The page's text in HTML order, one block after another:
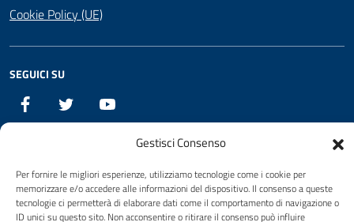
Gestisci Consenso
Per fornire le migliori esperienze, utilizziamo tecnologie come i cookie per
memorizzare e/o accedere alle informazioni del dispositivo. Il consenso a queste
tecnologie ci permetterà di elaborare dati come il comportamento di navigazione o
ID unici su questo sito. Non acconsentire o ritirare il consenso può influire
Cookie Policy (UE)
SEGUICI SU
Facebook Twitter
Attuazione Misure PNRR
Piano di miglioramento del sito